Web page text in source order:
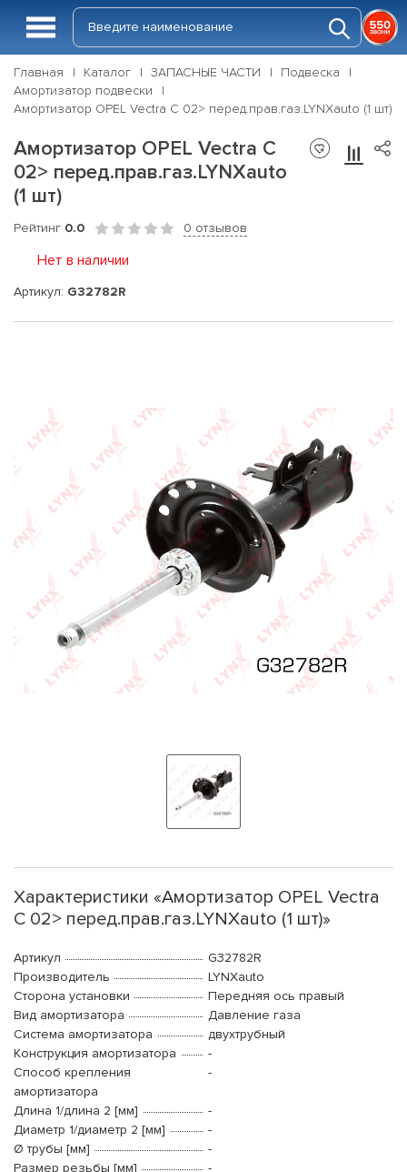
Главная Каталог ЗАПАСНЫЕ ЧАСТИ
Подвеска
Амортизатор подвески
Амортизатор OPEL Vectra C 02> перед.прав.газ.LYNXauto (1 шт)
Амортизатор OPEL Vectra C
02> перед.прав.газ.LYNXauto
(1 шт)
Рейтинг 0.0 0 отзывов
Нет в наличии
Артикул: G32782R
Характеристики «Амортизатор OPEL Vectra
C 02> перед.прав.газ.LYNXauto (1 шт)»
Артикул
G32782R
Производитель
LYNXauto
Сторона установки
Передняя ось правый
Вид амортизатора
Давление газа
Система амортизатора
двухтрубный
Конструкция амортизатора
-
Способ крепления
амортизатора
-
Длина 1/длина 2 [мм]
-
Диаметр 1/диаметр 2 [мм]
-
Ø трубы [мм]
-
Размер резьбы [мм]
-